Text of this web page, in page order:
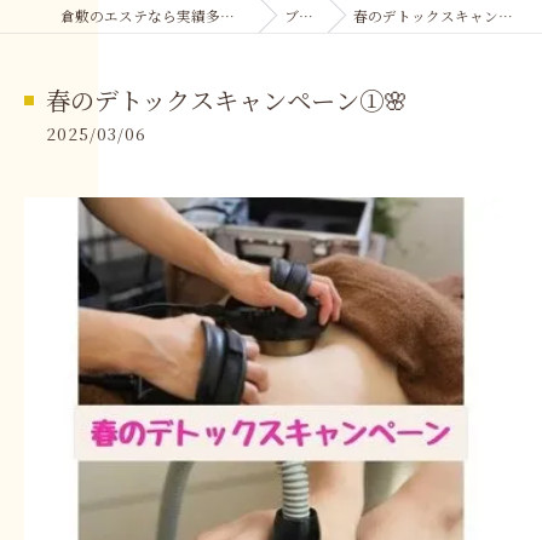
倉敷のエステなら実績多数のMerport ブログ 春のデトックスキャンペーン①🌸
春のデトックスキャンペーン①🌸
2025/03/06